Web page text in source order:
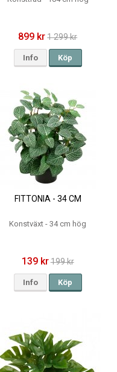
899 kr1 299 kr
Info Köp
FITTONIA - 34 CM
Konstväxt - 34 cm hög
139 kr199 kr
Info Köp